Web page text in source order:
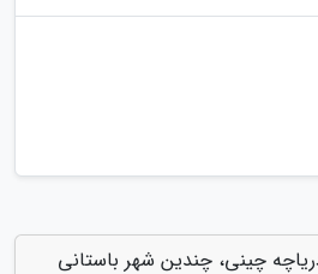
چینی، چندین شهر باستانی